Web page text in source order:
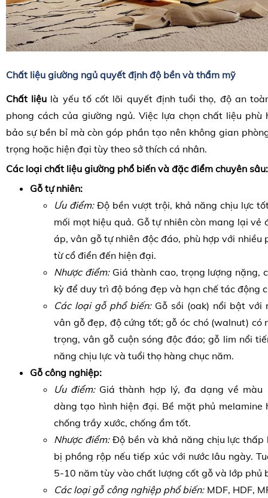
Chất liệu giường ngủ quyết định độ bền và thẩm mỹ
Chất liệu là yếu tố cốt lõi quyết định tuổi thọ, độ an
phong cách của giường ngủ. Việc lựa chọn chất liệu phù
bảo sự bền bỉ mà còn góp phần tạo nên không gian
trọng hoặc hiện đại tùy theo sở thích cá nhân.
Các loại chất liệu giường phổ biến và đặc điểm chuyên sâu:
Gỗ tự nhiên:
Ưu điểm:Độ bền vượt trội, khả năng chịu lực
mối mọt hiệu quả. Gỗ tự nhiên còn mang lại vẻ
áp, vân gỗ tự nhiên độc đáo, phù hợp với nhiều
từ cổ điển đến hiện đại.
Nhược điểm:Giá thành cao, trọng lượng nặng,
kỳ để duy trì độ bóng đẹp và hạn chế tác động
Các loại gỗ phổ biến:Gỗ sồi (oak) nổi bật với
vân gỗ đẹp, độ cứng tốt; gỗ óc chó (walnut) có
trọng, vân gỗ cuộn sóng độc đáo; gỗ lim nổi
năng chịu lực và tuổi thọ hàng chục năm.
Gỗ công nghiệp:
Ưu điểm:Giá thành hợp lý, đa dạng về màu
dàng tạo hình hiện đại. Bề mặt phủ melamine
chống trầy xước, chống ẩm tốt.
Nhược điểm:Độ bền và khả năng chịu lực thấp
bị phồng rộp nếu tiếp xúc với nước lâu ngày.
5-10 năm tùy vào chất lượng cốt gỗ và lớp phủ
Các loại gỗ công nghiệp phổ biến:MDF, HDF,